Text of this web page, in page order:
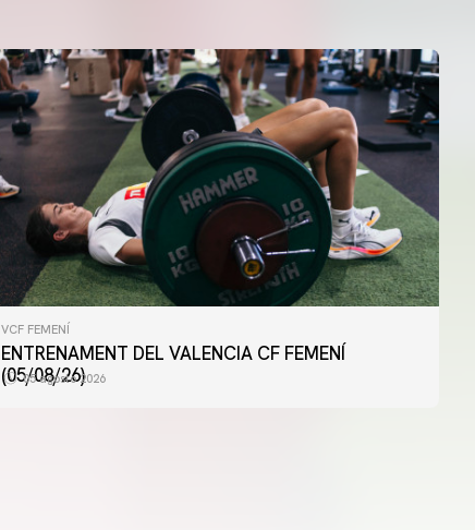
VCF FEMENÍ
ENTRENAMENT DEL VALENCIA CF FEMENÍ
(05/08/26)
05 agosto 2026
PRIMER EQUIP
ENTRENAMENT DEL VALENCIA CF 4/8/2026